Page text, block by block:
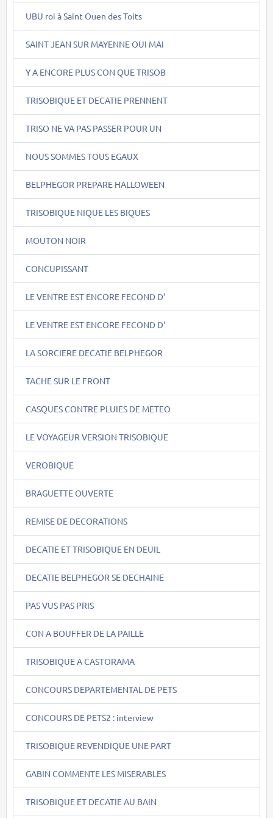
UBU roi à Saint Ouen des Toits
SAINT JEAN SUR MAYENNE OUI MAI
Y A ENCORE PLUS CON QUE TRISOB
TRISOBIQUE ET DECATIE PRENNENT
TRISO NE VA PAS PASSER POUR UN
NOUS SOMMES TOUS EGAUX
BELPHEGOR PREPARE HALLOWEEN
TRISOBIQUE NIQUE LES BIQUES
MOUTON NOIR
CONCUPISSANT
LE VENTRE EST ENCORE FECOND D'
LE VENTRE EST ENCORE FECOND D'
LA SORCIERE DECATIE BELPHEGOR
TACHE SUR LE FRONT
CASQUES CONTRE PLUIES DE METEO
LE VOYAGEUR VERSION TRISOBIQUE
VEROBIQUE
BRAGUETTE OUVERTE
REMISE DE DECORATIONS
DECATIE ET TRISOBIQUE EN DEUIL
DECATIE BELPHEGOR SE DECHAINE
PAS VUS PAS PRIS
CON A BOUFFER DE LA PAILLE
TRISOBIQUE A CASTORAMA
CONCOURS DEPARTEMENTAL DE PETS
CONCOURS DE PETS2 : interview
TRISOBIQUE REVENDIQUE UNE PART
GABIN COMMENTE LES MISERABLES
TRISOBIQUE ET DECATIE AU BAIN